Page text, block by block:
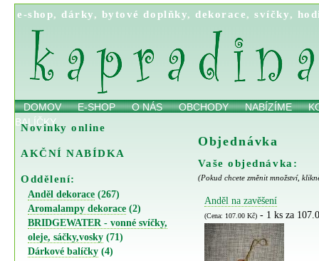
e-shop,dárky, bytové doplňky,dekorace,svíčky,
DOMOV E-SHOP O NÁS OBCHODY NABÍZÍME
BALÍČKY
Novinky online
AKČNÍ NABÍDKA
Oddělení:
Anděl dekorace (267)
Aromalampy dekorace (2)
BRIDGEWATER - vonné svíčky,
oleje, sáčky,vosky (71)
Dárkové balíčky (4)
Objednávka
Vaše objednávka:
(Pokud chcete změnit množství,
Anděl na zavěšení
(Cena: 107.00 Kč)- 1 ks za